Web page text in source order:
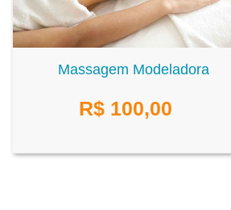
Massagem Modeladora
R$ 100,00